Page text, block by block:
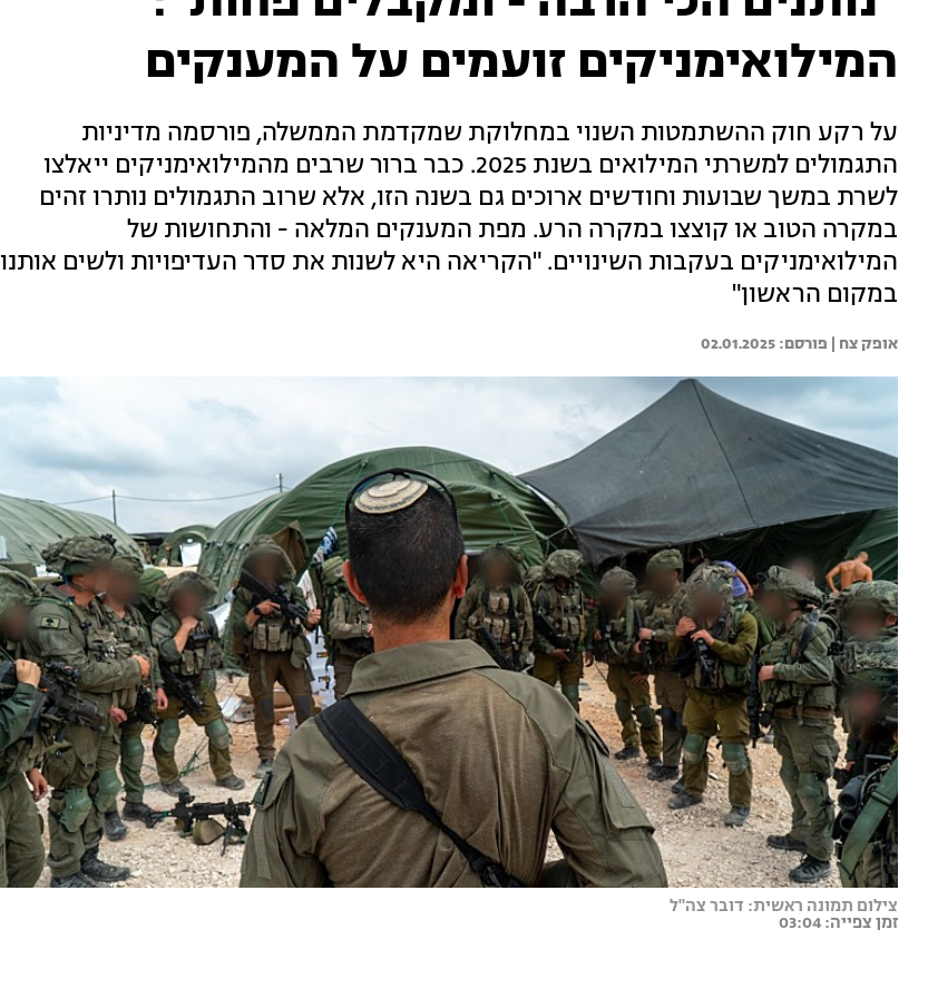
המילואימניקים זועמים על המענקים
על רקע חוק ההשתמטות השנוי במחלוקת שמקדמת הממשלה, פורסמה מדיניות
התגמולים למשרתי המילואים בשנת 2025. כבר ברור שרבים מהמילואימניקים ייאלצו
לשרת במשך שבועות וחודשים ארוכים גם בשנה הזו, אלא שרוב התגמולים נותרו זהים
במקרה הטוב או קוצצו במקרה הרע. מפת המענקים המלאה - והתחושות של
המילואימניקים בעקבות השינויים. "הקריאה היא לשנות את סדר העדיפויות ולשים אותנו
במקום הראשון"
אופק צח | 02.01.2025
צילום תמונה ראשית: דובר צה"ל
זמן צפייה: 03:04